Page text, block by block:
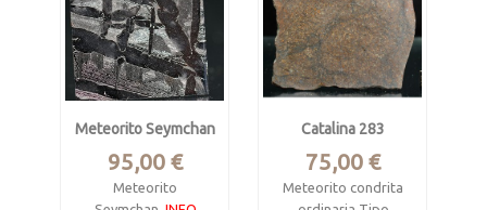
Meteorito Seymchan
Precio
95,00 €
Meteorito
Catalina 283
Precio
75,00 €
Meteorito condrita